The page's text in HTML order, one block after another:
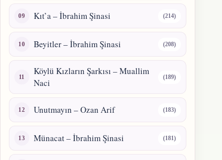
Kıt’a – İbrahim Şinasi (214)
Beyitler – İbrahim Şinasi (208)
Köylü Kızların Şarkısı – Muallim
Naci
(189)
Unutmayın – Ozan Arif (183)
Münacat – İbrahim Şinasi (181)